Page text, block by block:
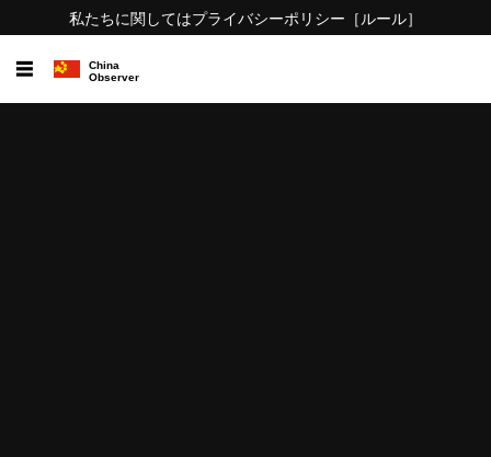
私たちに関してはプライバシーポリシー ［ルール］
☰